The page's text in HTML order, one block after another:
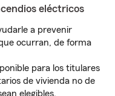
eléctricos
a prevenir
ocurran, de forma
para los titulares
de vivienda no de
elegibles.